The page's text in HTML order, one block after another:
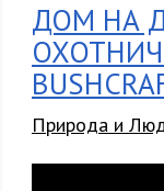
ДОМ НА
Природа и